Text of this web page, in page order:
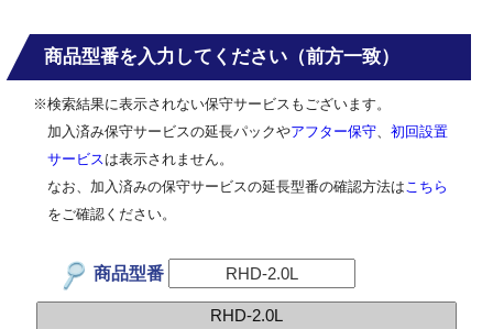
商品型番を入力してください（前方一致）
※検索結果に表示されない保守サービスもございます。
加入済み保守サービスの延長パックやアフター保守
初回設置
サービス は表示されません。
なお、加入済みの保守サービスの延長型番の確認方法は こちら
をご確認ください。
商品型番